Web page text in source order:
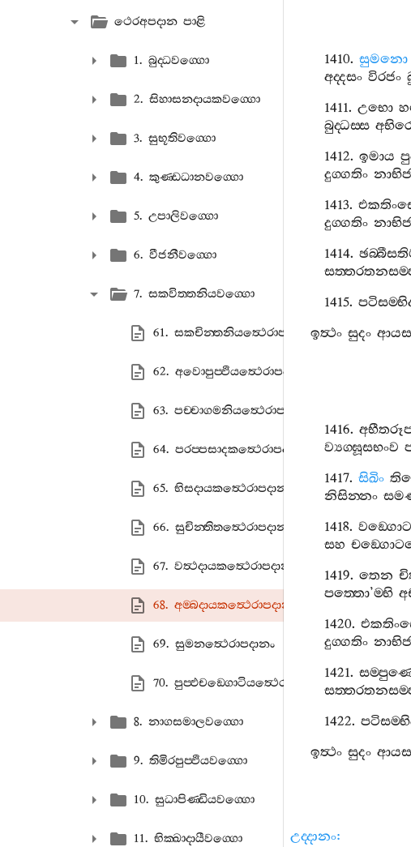
ථෙරඅපදාන පාළි
1. බුද‍්ධවග‍්ගො
2. සිහාසනදායකවග‍්ගො
3. සුභූතිවග‍්ගො
4. කුණ‍්ඩධානවග‍්ගො
5. උපාලිවග‍්ගො
6. වීජනීවග‍්ගො
7. සකවිත‍්තනියවග‍්ගො
61. සකචින‍්තනියත්‍ථෙරාපදානං
62. අවොපුප‍්ඵියත්‍ථෙරාපදානං
63. පච‍්චාගමනියත්‍ථෙරාපදානං
64. පරප‍්පසාදකත්‍ථෙරාපදානං
65. භිසදායකත්‍ථෙරාපදානං
66. සුචින‍්තිතත්‍ථෙරාපදානං
67. වත්‍ථදායකත්‍ථෙරාපදානං
68. අම‍්බදායකත්‍ථෙරාපදානං
69. සුමනත්‍ථෙරාපදානං
70. පුප‍්ඵචඞ‍්ගොටියත්‍ථෙරාපදානං
8. නාගසමාලවග‍්ගො
9. තිමිරපුප‍්ඵියවග‍්ගො
10. සුධාපිණ‍්ඩියවග‍්ගො
11. භික‍්ඛාදායීවග‍්ගො
1410.සුමනො
අද‍්දසං විරජං
1411.උභො
බුද‍්ධස‍්ස
1412.ඉමාය
දුග‍්ගතිං
1413.
දුග‍්ගතිං
1414.
1415.
ඉත්‍ථං සුදං
1416.
ව්‍යග‍්ඝූසභංව
1417.සිඛිං
නිසින‍්නං
1418.
සහ
1419.තෙන
පත‍්තො’ම‍්භි
1420.
දුග‍්ගතිං
1421.
1422.
ඉත්‍ථං සුදං
උද‍්දානං: